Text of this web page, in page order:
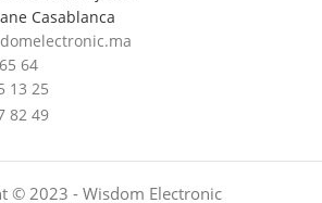
Casablanca
64
25
49
© 2023 - Wisdom Electronic